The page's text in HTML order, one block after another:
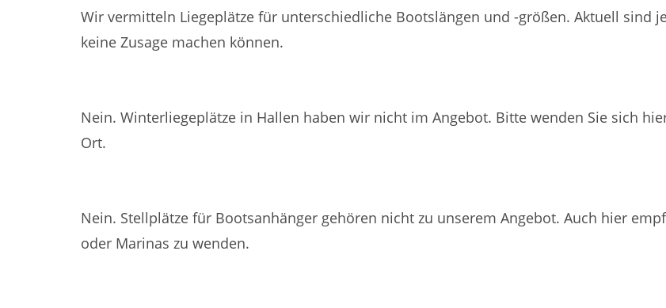
Wir vermitteln Liegeplätze für unterschiedliche Bootslängen und -größen. Aktuell sind
keine Zusage machen können.
Nein. Winterliegeplätze in Hallen haben wir nicht im Angebot. Bitte wenden Sie sich
Ort.
Nein. Stellplätze für Bootsanhänger gehören nicht zu unserem Angebot. Auch hier
oder Marinas zu wenden.